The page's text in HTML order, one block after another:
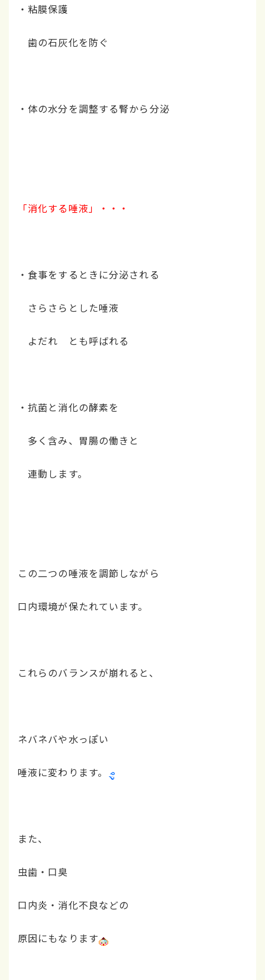
・粘膜保護
歯の石灰化を防ぐ
・体の水分を調整する腎から分泌
「消化する唾液」・・・
・食事をするときに分泌される
さらさらとした唾液
よだれ とも呼ばれる
・抗菌と消化の酵素を
多く含み、胃腸の働きと
連動します。
この二つの唾液を調節しながら
口内環境が保たれています。
これらのバランスが崩れると、
ネバネバや水っぽい
唾液に変わります。
また、
虫歯・口臭
口内炎・消化不良などの
原因にもなります